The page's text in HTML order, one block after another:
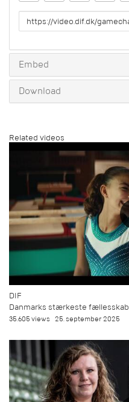
URL
to
Embed
Download
Related videos
DIF
Danmarks stærkeste fællesskab
35.605 views 25. september 2025